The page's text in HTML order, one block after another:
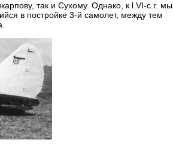
так и Сухому. Однако, к l.VI-c.r. мы
в постройке 3-й самолет, между тем